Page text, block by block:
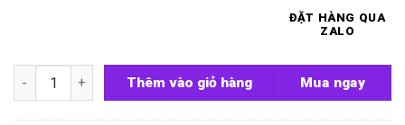
ĐẶT HÀNG QUA
ZALO
Dương vật giả cao cấp Delite số lượng
Thêm vào giỏ hàng Mua ngay